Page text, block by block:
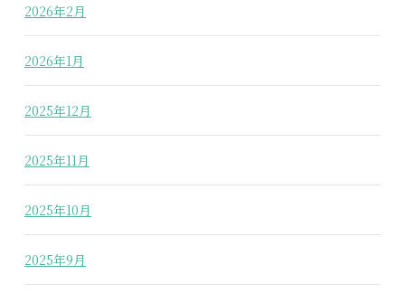
2026年2月
2026年1月
2025年12月
2025年11月
2025年10月
2025年9月